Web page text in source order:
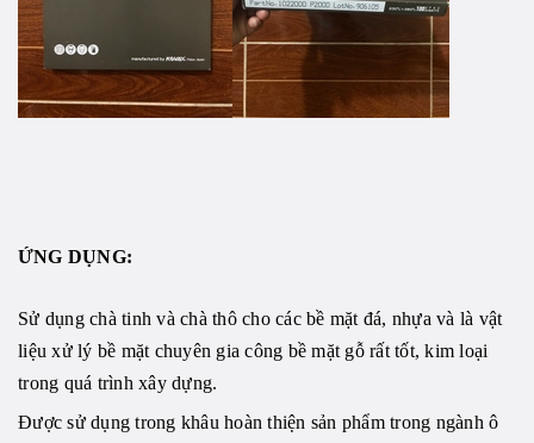
ỨNG DỤNG:
Sử dụng chà tinh và chà thô cho các bề mặt đá, nhựa và là vật
liệu xử lý bề mặt chuyên gia công bề mặt gỗ rất tốt, kim loại
trong quá trình xây dựng.
Được sử dụng trong khâu hoàn thiện sản phẩm trong ngành ô